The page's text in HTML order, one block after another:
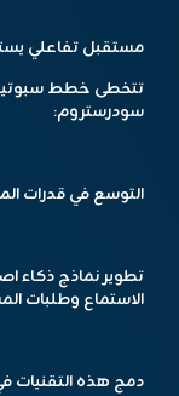
مستقبل تفاعلي
تتخطى خطط
سودرستروم:
التوسع في قدرات
تطوير نماذج ذكاء
الاستماع وطلبات
دمج هذه التقنيات